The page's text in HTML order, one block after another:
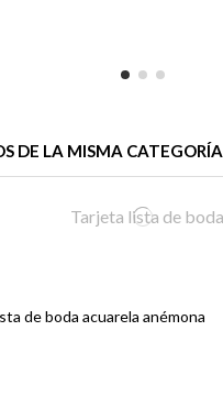
DE LA MISMA CATEGORÍA
de boda acuarela anémona